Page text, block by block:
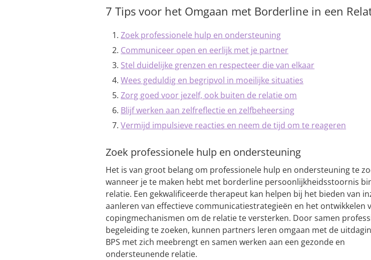
7 Tips voor het Omgaan met Borderline in een
Zoek professionele hulp en ondersteuning
Communiceer open en eerlijk met je partner
Stel duidelijke grenzen en respecteer die van elkaar
Wees geduldig en begripvol in moeilijke situaties
Zorg goed voor jezelf, ook buiten de relatie om
Blijf werken aan zelfreflectie en zelfbeheersing
Vermijd impulsieve reacties en neem de tijd om te reageren
Zoek professionele hulp en ondersteuning
Het is van groot belang om professionele hulp en ondersteuning te
wanneer je te maken hebt met borderline persoonlijkheidsstoornis
relatie. Een gekwalificeerde therapeut kan helpen bij het bieden van
aanleren van effectieve communicatiestrategieën en het ontwikkelen
copingmechanismen om de relatie te versterken. Door samen
begeleiding te zoeken, kunnen partners leren omgaan met de
BPS met zich meebrengt en samen werken aan een gezonde en
ondersteunende relatie.